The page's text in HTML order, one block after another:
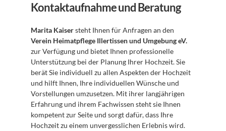
Kontaktaufnahme und Beratung
Marita Kaiser
Verein Heimatpflege Illertissen und Umgebung eV.
zur Verfügung und bietet Ihnen professionelle
Unterstützung bei der Planung Ihrer Hochzeit. Sie
berät Sie individuell zu allen Aspekten der Hochzeit
und hilft Ihnen, Ihre individuellen Wünsche und
Vorstellungen umzusetzen. Mit ihrer langjährigen
Erfahrung und ihrem Fachwissen steht sie Ihnen
kompetent zur Seite und sorgt dafür, dass Ihre